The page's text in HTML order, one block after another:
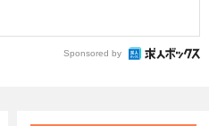
Sponsored by